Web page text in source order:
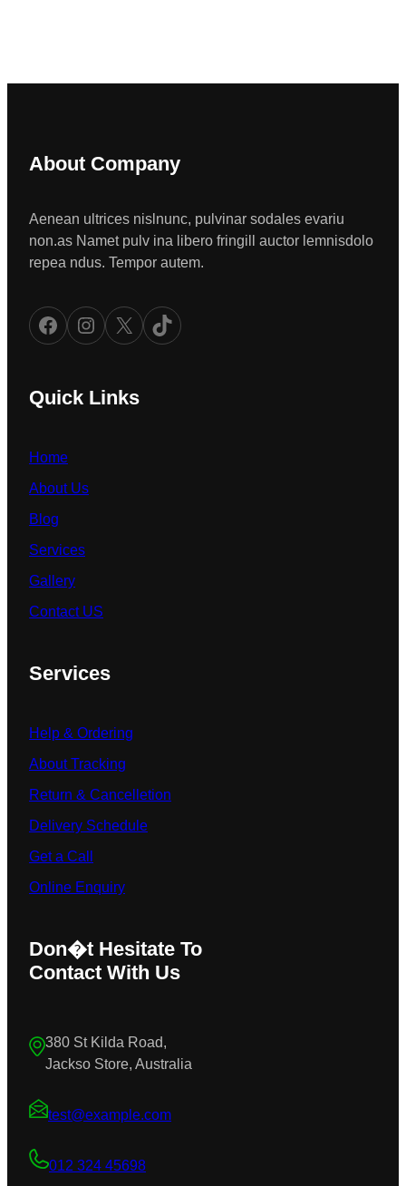
About Company
Aenean ultrices nislnunc, pulvinar sodales evariu
non.as Namet pulv ina libero fringill auctor lemnisdolo
repea ndus. Tempor autem.
Facebook Instagram X TikTok
Quick Links
Home
About Us
Blog
Services
Gallery
Contact US
Services
Help & Ordering
About Tracking
Return & Cancelletion
Delivery Schedule
Get a Call
Online Enquiry
Don�t Hesitate To
Contact With Us
380 St Kilda Road,
Jackso Store, Australia
test@example.com
012 324 45698